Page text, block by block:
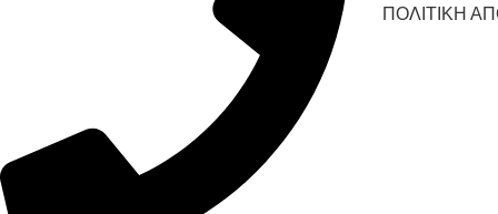
ΠΟΛΙΤΙΚΗ